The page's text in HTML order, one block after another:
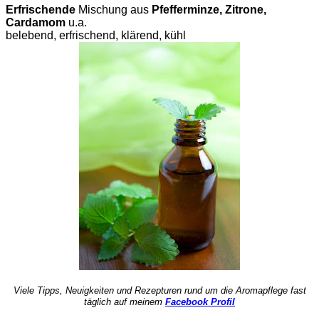
Erfrischende Mischung aus Pfefferminze, Zitrone,
Cardamom u.a.
belebend, erfrischend, klärend, kühl
Viele Tipps, Neuigkeiten und Rezepturen rund um die Aromapflege fast
täglich auf meinem Facebook Profil